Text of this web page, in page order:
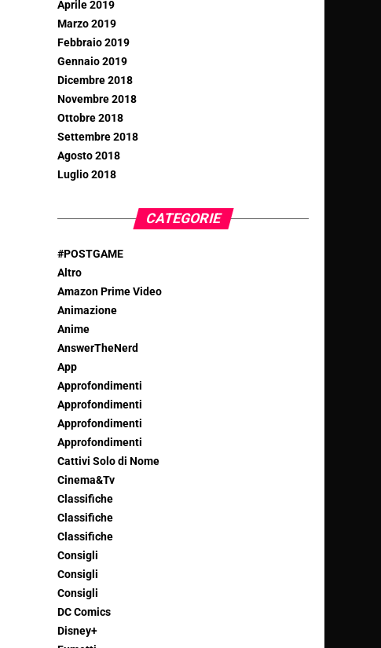
Aprile 2019
Marzo 2019
Febbraio 2019
Gennaio 2019
Dicembre 2018
Novembre 2018
Ottobre 2018
Settembre 2018
Agosto 2018
Luglio 2018
CATEGORIE
#POSTGAME
Altro
Amazon Prime Video
Animazione
Anime
AnswerTheNerd
App
Approfondimenti
Approfondimenti
Approfondimenti
Approfondimenti
Cattivi Solo di Nome
Cinema&Tv
Classifiche
Classifiche
Classifiche
Consigli
Consigli
Consigli
DC Comics
Disney+